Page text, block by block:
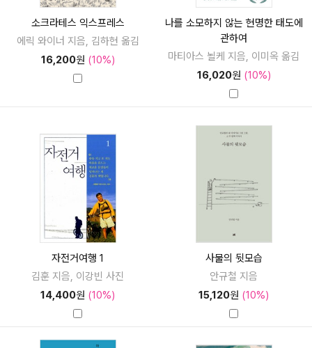
소크라테스 익스프레스
에릭 와이너 지음, 김하현 옮김
16,200원 (10%)
나를 소모하지 않는 현명한 태도에
관하여
마티아스 뇔케 지음, 이미옥 옮김
16,020원 (10%)
자전거여행 1
김훈 지음, 이강빈 사진
14,400원 (10%)
사물의 뒷모습
안규철 지음
15,120원 (10%)